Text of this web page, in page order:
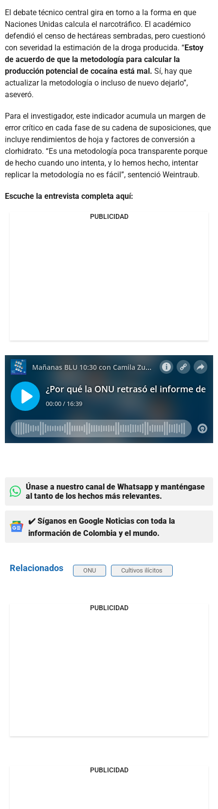
El debate técnico central gira en torno a la forma en que
Naciones Unidas calcula el narcotráfico. El académico
defendió el censo de hectáreas sembradas, pero cuestionó
con severidad la estimación de la droga producida. “Estoy
de acuerdo de que la metodología para calcular la
producción potencial de cocaína está mal. Sí, hay que
actualizar la metodología o incluso de nuevo dejarlo”,
aseveró.
Para el investigador, este indicador acumula un margen de
error crítico en cada fase de su cadena de suposiciones, que
incluye rendimientos de hoja y factores de conversión a
clorhidrato. “Es una metodología poca transparente porque
de hecho cuando uno intenta, y lo hemos hecho, intentar
replicar la metodología no es fácil”, sentenció Weintraub.
Escuche la entrevista completa aquí:
PUBLICIDAD
Únase a nuestro canal de Whatsapp y manténgase
al tanto de los hechos más relevantes.
✔️ Síganos en Google Noticias con toda la
información de Colombia y el mundo.
Relacionados ONU Cultivos ilícitos
PUBLICIDAD
PUBLICIDAD